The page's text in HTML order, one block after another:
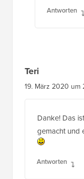
Antworten
Teri
19. März 2020 um
Danke! Das
gemacht und
Antworten